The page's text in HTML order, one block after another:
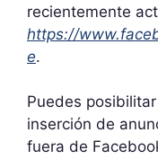
recientemente
https://
e.
Puedes
inserción de
fuera de